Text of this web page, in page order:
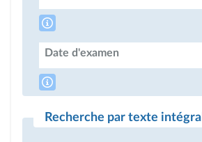
Date d'examen
Recherche par texte intégral